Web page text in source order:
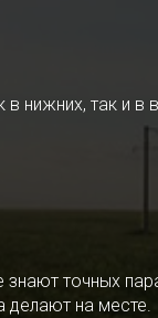
так и в
точных
делают на месте.